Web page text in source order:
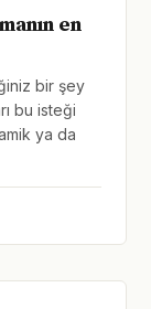
en
bir şey
bu isteği
ya da